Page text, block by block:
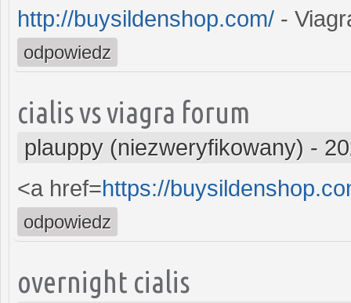
http://buysildenshop.com/ -
odpowiedz
cialis vs viagra forum
plauppy (niezweryfikowany) -
<a href=https://
odpowiedz
overnight cialis